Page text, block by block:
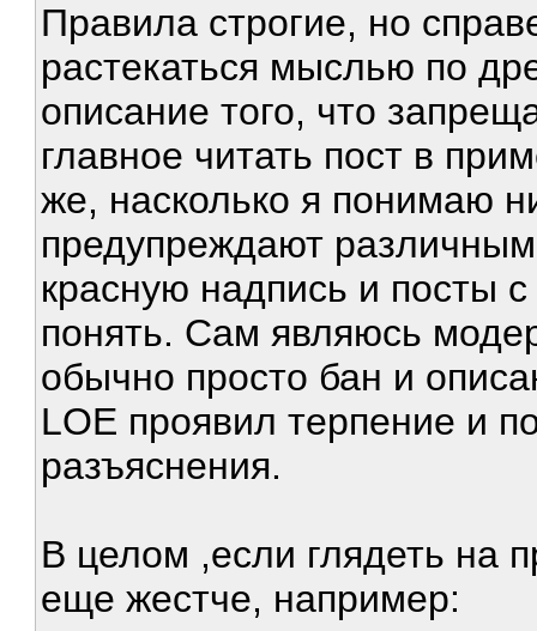
Правила строгие, но
растекаться мыслью по
описание того, что
главное читать пост в
же, насколько я понимаю
предупреждают
красную надпись и посты
понять. Сам являюсь
обычно просто бан и
LOE проявил терпение и
разъяснения.
В целом ,если глядеть на
еще жестче, например: